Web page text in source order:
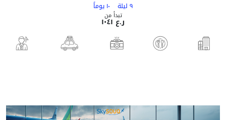
٩ ليلة ١٠ يوماً
تبدأ من
ر.ع ١٠٤١